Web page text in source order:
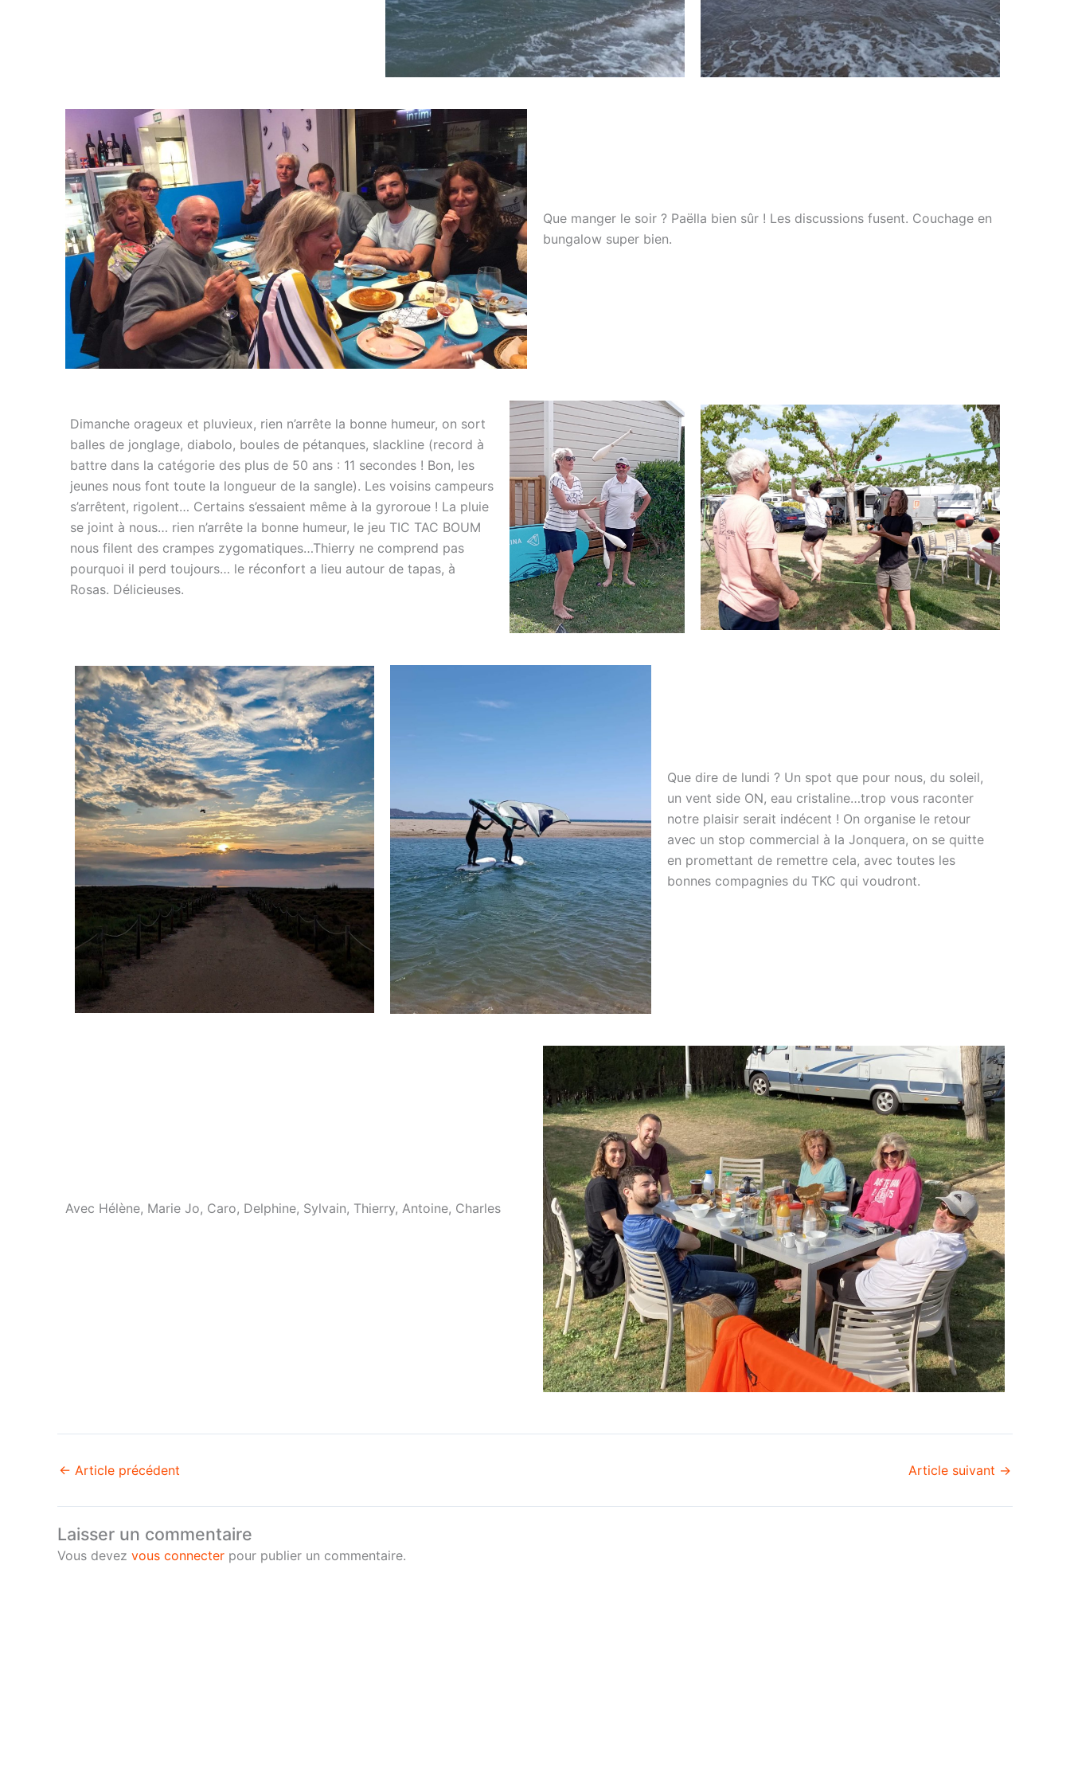
Que manger le soir ? Paëlla bien sûr ! Les discussions fusent. Couchage en
bungalow super bien.
Dimanche orageux et pluvieux, rien n’arrête la bonne humeur, on sort
balles de jonglage, diabolo, boules de pétanques, slackline (record à
battre dans la catégorie des plus de 50 ans : 11 secondes ! Bon, les
jeunes nous font toute la longueur de la sangle). Les voisins campeurs
s’arrêtent, rigolent… Certains s’essaient même à la gyroroue ! La pluie
se joint à nous… rien n’arrête la bonne humeur, le jeu TIC TAC BOUM
nous filent des crampes zygomatiques…Thierry ne comprend pas
pourquoi il perd toujours… le réconfort a lieu autour de tapas, à
Rosas. Délicieuses.
Que dire de lundi ? Un spot que pour nous, du soleil,
un vent side ON, eau cristaline…trop vous raconter
notre plaisir serait indécent ! On organise le retour
avec un stop commercial à la Jonquera, on se quitte
en promettant de remettre cela, avec toutes les
bonnes compagnies du TKC qui voudront.
Avec Hélène, Marie Jo, Caro, Delphine, Sylvain, Thierry, Antoine, Charles
← Article précédent Article suivant →
Laisser un commentaire
Vous devez vous connecter pour publier un commentaire.